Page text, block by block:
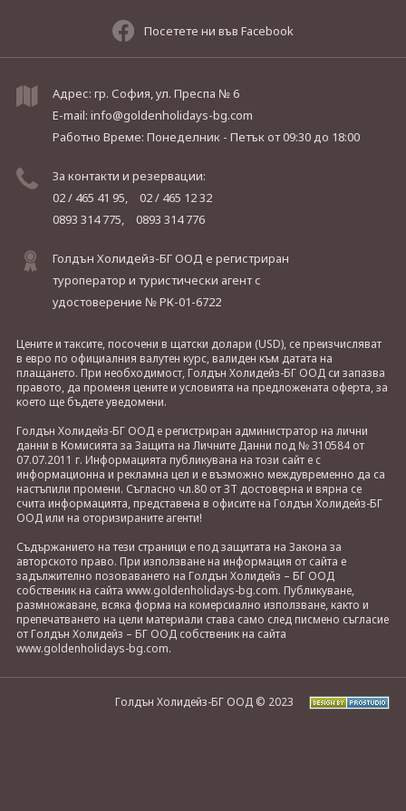
Посетете ни във Facebook
Адрес: гр. София, ул. Преспа № 6
E-mail: info@goldenholidays-bg.com
Работно Време: Понеделник - Петъкот 09:30 до 18:00
За контакти и резервации:
02 / 465 41 95,
02 / 465 12 32
0893 314 775,
0893 314 776
Голдън Холидейз-БГ ООД е регистриран
туроператор и туристически агент с
удостоверение № РК-01-6722
Цените и таксите, посочени в щатски долари (USD), се преизчисляват
в евро по официалния валутен курс, валиден към датата на
плащането. При необходимост, Голдън Холидейз-БГ ООД си запазва
правото, да променя цените и условията на предложената оферта, за
което ще бъдете уведомени.
Голдън Холидейз-БГ ООД е регистриран администратор на лични
данни в Комисията за Защита на Личните Данни под № 310584 от
07.07.2011 г. Информацията публикувана на този сайт е с
информационна и рекламна цел и е възможно междувременно да са
настъпили промени. Съгласно чл.80 от ЗТ достоверна и вярна се
счита информацията, представена в офисите на Голдън Холидейз-БГ
ООД или на оторизираните агенти!
Съдържанието на тези страници е под защитата на Закона за
авторското право. При използване на информация от сайта е
задължително позоваването на Голдън Холидейз – БГ ООД
собственик на сайта www.goldenholidays-bg.com. Публикуване,
размножаване, всяка форма на комерсиално използване, както и
препечатването на цели материали става само след писмено съгласие
от Голдън Холидейз – БГ ООД собственик на сайта
www.goldenholidays-bg.com.
Голдън Холидейз-БГ ООД © 2023